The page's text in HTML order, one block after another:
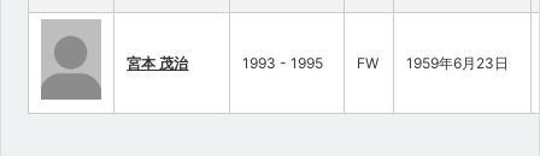
宮本 茂治 1993 - 1995 FW 1959年6月23日